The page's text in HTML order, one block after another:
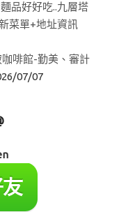
品好好吃..九層塔
菜單+地址資訊
啡館-勤美、審計
07/07